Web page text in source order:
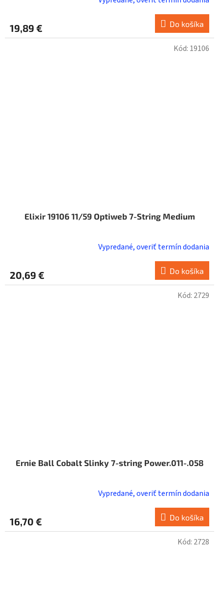
19,89 € Do košíka
Elixir 19106 11/59 Optiweb 7-String Medium
Vypredané, overiť termín dodania
20,69 € Do košíka
Kód: 19106
Ernie Ball Cobalt Slinky 7-string Power.011-.058
Vypredané, overiť termín dodania
16,70 € Do košíka
Kód: 2729
Kód: 2728